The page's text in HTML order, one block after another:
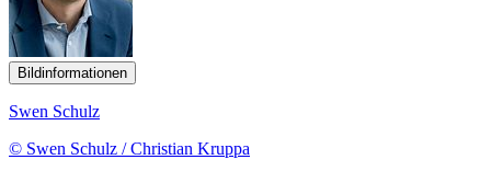
Bildinformationen
Swen Schulz
© Swen Schulz / Christian Kruppa